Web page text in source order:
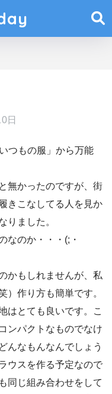
日
つもの服」から万能
無かったのですが、街
きこなしてる人を見か
りました。
なのか・・・(;・
かもしれませんが、私
）作り方も簡単です。
はとても良いです。こ
ンパクトなものでなけ
んなもんなんでしょう
ウスを作る予定なので
同じ組み合わせをして